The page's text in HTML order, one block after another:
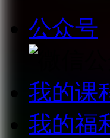
公众号
我的课
我的福